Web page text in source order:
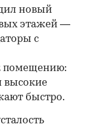
новый
этажей —
с
помещению:
высокие
быстро.